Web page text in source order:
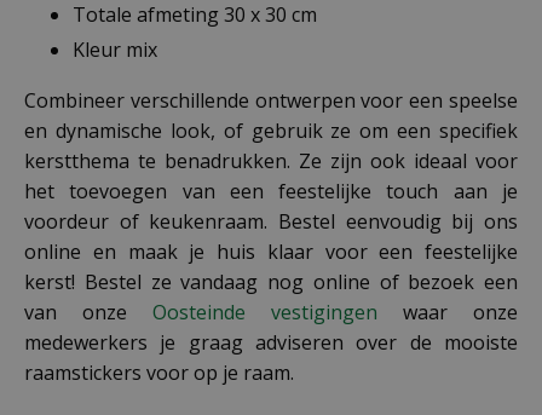
Totale afmeting 30 x 30 cm
Kleur mix
Combineer verschillende ontwerpen voor een speelse
en dynamische look, of gebruik ze om een specifiek
kerstthema te benadrukken. Ze zijn ook ideaal voor
het toevoegen van een feestelijke touch aan je
voordeur of keukenraam. Bestel eenvoudig bij ons
online en maak je huis klaar voor een feestelijke
kerst! Bestel ze vandaag nog online of bezoek een
van onze Oosteinde vestigingen waar onze
medewerkers je graag adviseren over de mooiste
raamstickers voor op je raam.